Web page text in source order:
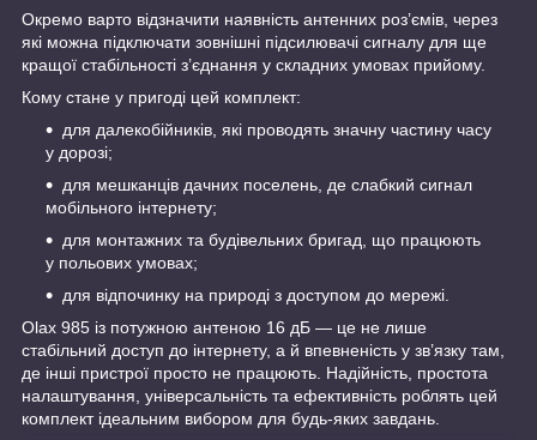
Окремо варто відзначити наявність антенних роз’ємів, через
які можна підключати зовнішні підсилювачі сигналу для ще
кращої стабільності з’єднання у складних умовах прийому.
Кому стане у пригоді цей комплект:
для далекобійників, які проводять значну частину часу
у дорозі;
для мешканців дачних поселень, де слабкий сигнал
мобільного інтернету;
для монтажних та будівельних бригад, що працюють
у польових умовах;
для відпочинку на природі з доступом до мережі.
Olax 985 із потужною антеною 16 дБ — це не лише
стабільний доступ до інтернету, а й впевненість у зв’язку там,
де інші пристрої просто не працюють. Надійність, простота
налаштування, універсальність та ефективність роблять цей
комплект ідеальним вибором для будь-яких завдань.